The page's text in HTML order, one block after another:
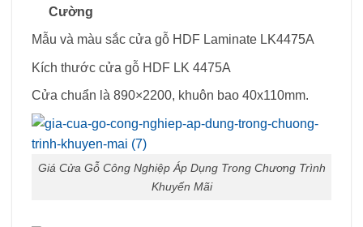
Cường
Mẫu và màu sắc cửa gỗ HDF Laminate LK4475A
Kích thước cửa gỗ HDF LK 4475A
Cửa chuẩn là 890×2200, khuôn bao 40x110mm.
Giá Cửa Gỗ Công Nghiệp Áp Dụng Trong Chương Trình
Khuyến Mãi